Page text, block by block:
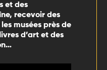
et des
recevoir des
musées près de
d’art et des